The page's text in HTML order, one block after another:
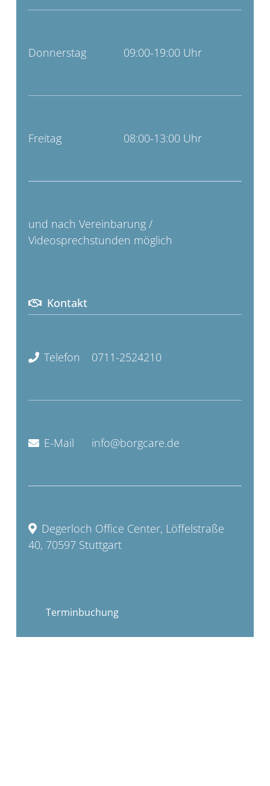
Donnerstag 09:00-19:00 Uhr
Freitag 08:00-13:00 Uhr
und nach Vereinbarung /
Videosprechstunden möglich
Kontakt
Telefon 0711-2524210
E-Mail info@borgcare.de
Degerloch Office Center, Löffelstraße
40, 70597 Stuttgart
Terminbuchung